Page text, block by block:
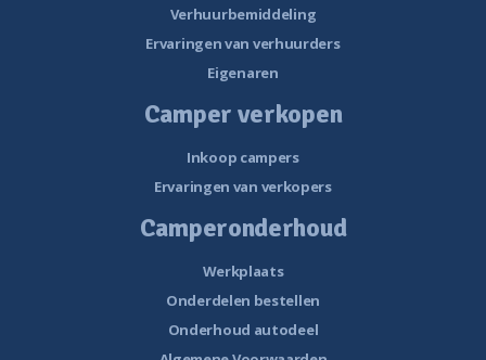
Verhuurbemiddeling
Ervaringen van verhuurders
Eigenaren
Camper verkopen
Inkoop campers
Ervaringen van verkopers
Camperonderhoud
Werkplaats
Onderdelen bestellen
Onderhoud autodeel